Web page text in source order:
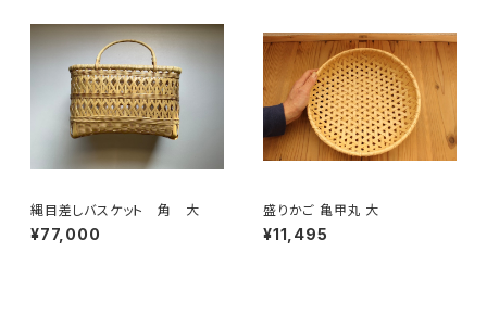
縄目差しバスケット 角 大
¥77,000
盛りかご 亀甲丸 大
¥11,495